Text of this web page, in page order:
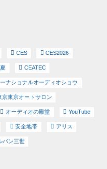
CES CES2026
CEATEC
ナショナルオーディオショウ
京東京オートサロン
オーディオの殿堂 YouTube
安全地帯 アリス
パン三世